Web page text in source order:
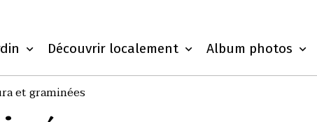
Découvrir localement Album photos
et graminées